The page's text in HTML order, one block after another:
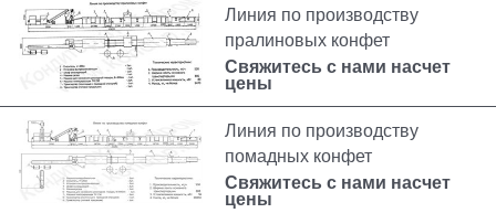
Линия по производству
пралиновых конфет
Свяжитесь с нами насчет
цены
Линия по производству
помадных конфет
Свяжитесь с нами насчет
цены